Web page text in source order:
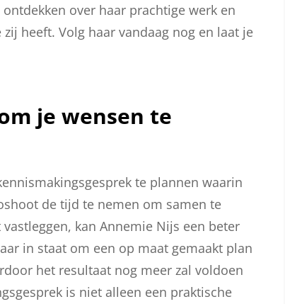
over haar prachtige werk en
heeft. Volg haar vandaag nog en laat je
je wensen te
te plannen waarin
de tijd te nemen om samen te
kan Annemie Nijs een beter
in staat om een op maat gemaakt plan
het resultaat nog meer zal voldoen
is niet alleen een praktische